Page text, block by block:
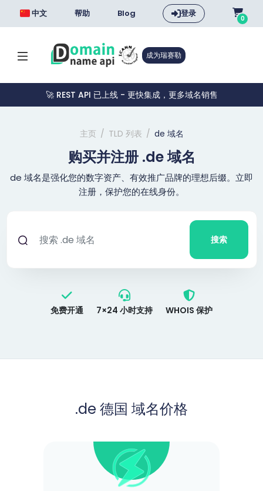
中文 帮助 Blog 登录 0
成为瑞赛勒
🚀 REST API 已上线 - 更快集成，更多域名销售
主页 TLD 列表 de 域名
购买并注册 .de 域名
de 域名是强化您的数字资产、有效推广品牌的理想后缀。立即
注册，保护您的在线身份。
搜索
免费开通 7×24 小时支持 WHOIS 保护
.de 德国 域名价格